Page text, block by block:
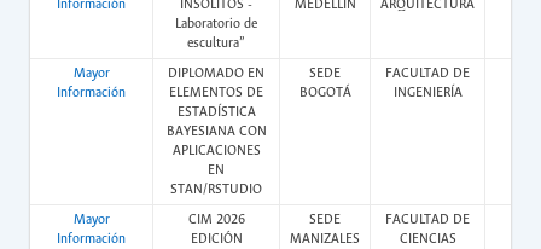
Información
INSÓLITOS -
Laboratorio de
escultura”
MEDELLÍN ARQUITECTURA
Mayor
Información
DIPLOMADO EN
ELEMENTOS DE
ESTADÍSTICA
BAYESIANA CON
APLICACIONES
EN
STAN/RSTUDIO
SEDE
BOGOTÁ
FACULTAD DE
INGENIERÍA
Mayor
Información
CIM 2026
EDICIÓN
SEDE
MANIZALES
FACULTAD DE
CIENCIAS